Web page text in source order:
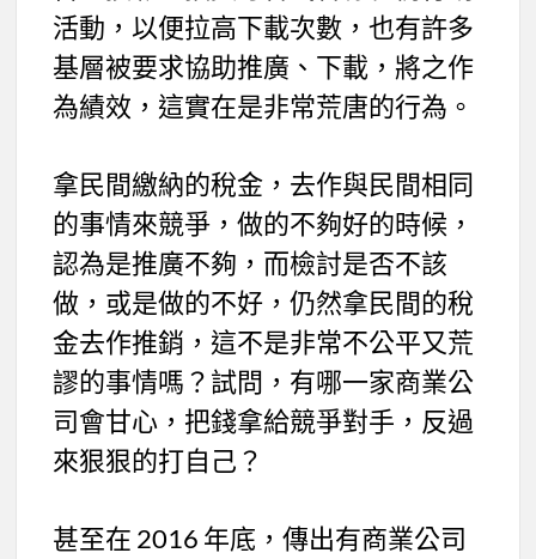
活動，以便拉高下載次數，也有許多
基層被要求協助推廣、下載，將之作
為績效，這實在是非常荒唐的行為。
拿民間繳納的稅金，去作與民間相同
的事情來競爭，做的不夠好的時候，
認為是推廣不夠，而檢討是否不該
做，或是做的不好，仍然拿民間的稅
金去作推銷，這不是非常不公平又荒
謬的事情嗎？試問，有哪一家商業公
司會甘心，把錢拿給競爭對手，反過
來狠狠的打自己？
甚至在 2016 年底，傳出有商業公司